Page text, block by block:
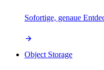
Sofortige, genaue
Object Storage